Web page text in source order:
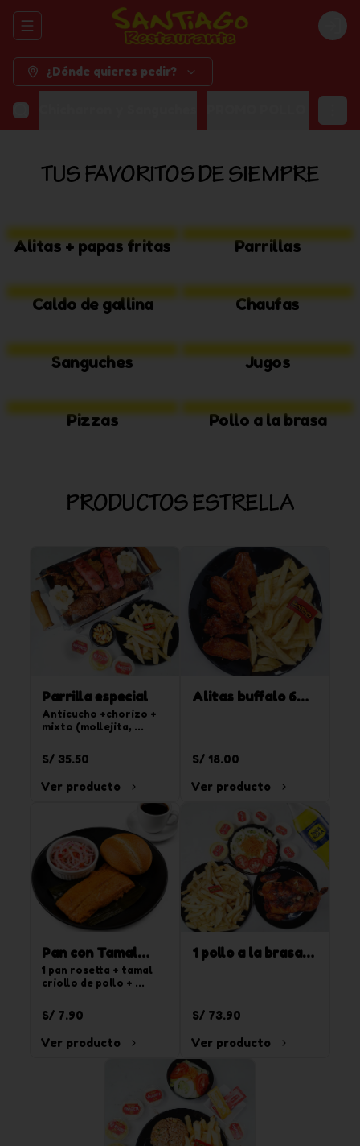
Abrir menu de navegación
¿Dónde quieres pedir?
TUS FAVORITOS DE SIEMPRE
Alitas + papas fritas Parrillas
Caldo de gallina Chaufas
Sanguches Jugos
Pizzas Pollo a la brasa
PRODUCTOS ESTRELLA
Parrilla especial
Anticucho +chorizo +
mixto (mollejita,
choclo + papa
sancochada +
complemento
S/ 35.50
Ver producto
Alitas buffalo 6
S/ 18.00
Ver producto
Pan con Tamal
criollo + café
1 pan rosetta + tamal
criollo de pollo +
pasado
S/ 7.90
Ver producto
1 pollo a la brasa +
gaseosa Inca Kola
S/ 73.90
Ver producto